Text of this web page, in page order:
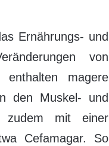
Ernährungs- und
von
enthalten magere
den Muskel- und
zudem mit einer
Cefamagar. So